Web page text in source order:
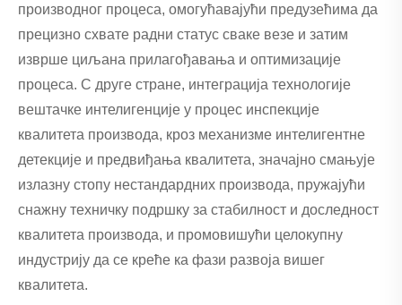
производног процеса, омогућавајући предузећима да
прецизно схвате радни статус сваке везе и затим
изврше циљана прилагођавања и оптимизације
процеса. С друге стране, интеграција технологије
вештачке интелигенције у процес инспекције
квалитета производа, кроз механизме интелигентне
детекције и предвиђања квалитета, значајно смањује
излазну стопу нестандардних производа, пружајући
снажну техничку подршку за стабилност и доследност
квалитета производа, и промовишући целокупну
индустрију да се креће ка фази развоја вишег
квалитета.